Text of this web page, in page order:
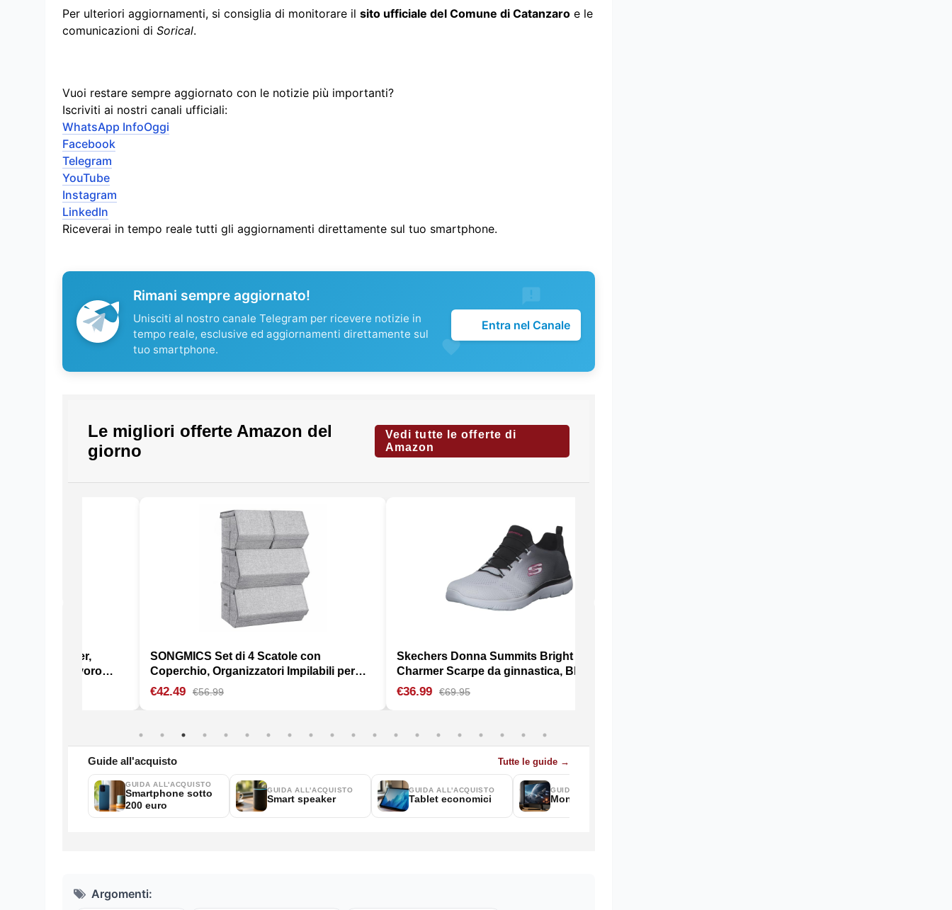
Per ulteriori aggiornamenti, si consiglia di monitorare il sito ufficiale del Comune di Catanzaro e le
comunicazioni di Sorical.
Vuoi restare sempre aggiornato con le notizie più importanti?
Iscriviti ai nostri canali ufficiali:
WhatsApp InfoOggi
Facebook
Telegram
YouTube
Instagram
LinkedIn
Riceverai in tempo reale tutti gli aggiornamenti direttamente sul tuo smartphone.
Rimani sempre aggiornato!
Unisciti al nostro canale Telegram per ricevere notizie in
tempo reale, esclusive ed aggiornamenti direttamente sul
tuo smartphone.
Entra nel Canale
Argomenti: